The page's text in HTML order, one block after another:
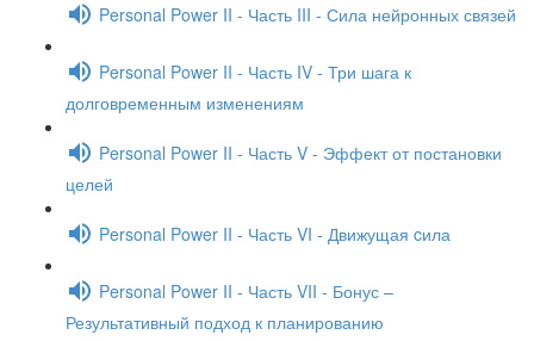
Personal Power II - Часть III - Сила нейронных связей
Personal Power II - Часть IV - Три шага к
долговременным изменениям
Personal Power II - Часть V - Эффект от постановки
целей
Personal Power II - Часть VI - Движущая cила
Personal Power II - Часть VII - Бонус –
Результативный подход к планированию